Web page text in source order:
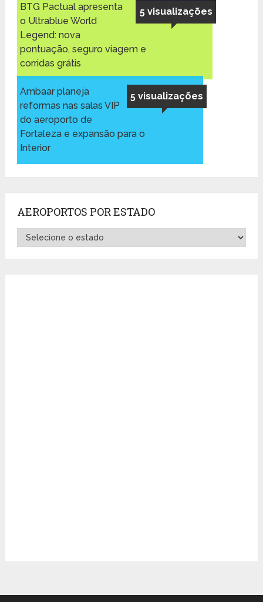
5 visualizações
BTG Pactual apresenta
o Ultrablue World
Legend: nova
pontuação, seguro viagem e
corridas grátis
5 visualizações
Ambaar planeja
reformas nas salas VIP
do aeroporto de
Fortaleza e expansão para o
Interior
AEROPORTOS POR ESTADO
Aeroportos
por